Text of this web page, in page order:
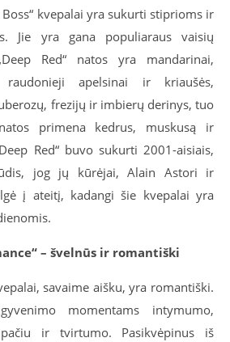
Boss“ kvepalai yra sukurti stiprioms ir
Jie yra gana populiaraus vaisių
Red“ natos yra mandarinai,
raudonieji apelsinai ir kriaušės,
frezijų ir imbierų derinys, tuo
primena kedrus, muskusą ir
Red“ buvo sukurti 2001-aisiais,
jog jų kūrėjai, Alain Astori ir
į ateitį, kadangi šie kvepalai yra
– švelnūs ir romantiški
savaime aišku, yra romantiški.
momentams intymumo,
ir tvirtumo. Pasikvėpinus iš